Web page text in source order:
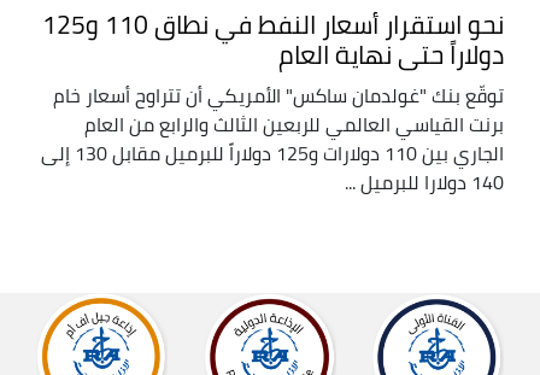
نحو استقرار أسعار النفط في نطاق 110 و125
دولاراً حتى نهاية العام
توقّع بنك "غولدمان ساكس" الأمريكي أن تتراوح أسعار خام
برنت القياسي العالمي للربعين الثالث والرابع من العام
الجاري بين 110 دولارات و125 دولاراً للبرميل مقابل 130 إلى
140 دولارا للبرميل ...